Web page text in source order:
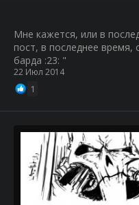
Мне кажется, или в
пост, в последнее время,
барда :23: "
22 Июл 2014
1